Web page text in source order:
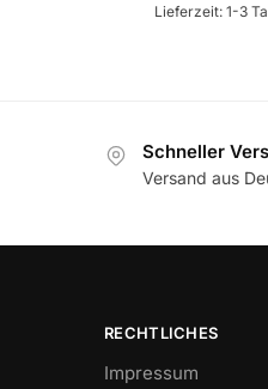
Lieferzeit: 1-3
Schneller
Versand aus
RECHTLICHES
Impressum